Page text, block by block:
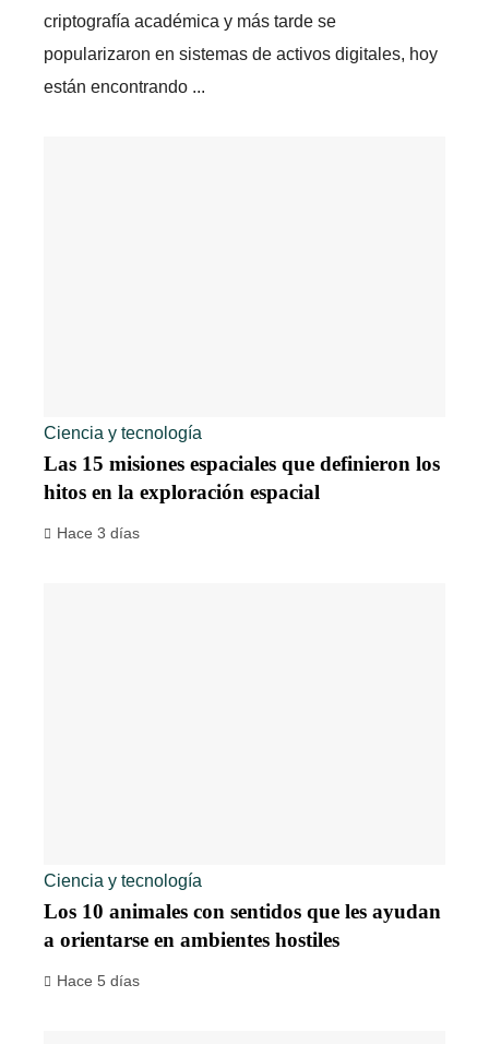
criptografía académica y más tarde se
popularizaron en sistemas de activos digitales, hoy
están encontrando ...
Ciencia y tecnología
Las 15 misiones espaciales que definieron los
hitos en la exploración espacial
Hace 3 días
Ciencia y tecnología
Los 10 animales con sentidos que les ayudan
a orientarse en ambientes hostiles
Hace 5 días